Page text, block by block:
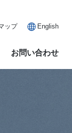
ップ English
お問い合わせ